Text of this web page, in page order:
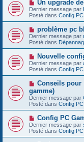
s
s
a
g
a
u
m
e
s
s
a
g
e
o
u
v
u
m
e
s
a
g
e
Un upgrade
Dernier message par
Posté dans Config
N
o
u
v
e
a
u
m
e
s
s
a
g
e
problème pc
Dernier message par
Posté dans
N
o
u
v
a
u
m
e
s
s
g
e
Nouvelle
Dernier message par
Posté dans Config
N
u
v
e
a
u
m
e
s
Conseils pour
gamme)
Dernier message par
Posté dans Config
N
o
u
v
e
Config PC
Dernier message par
Posté dans Config